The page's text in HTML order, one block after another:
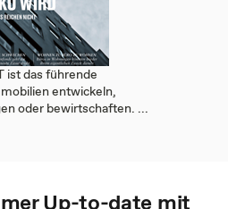
ist das führende
entwickeln,
oder bewirtschaften. ...
Up-to-date mit